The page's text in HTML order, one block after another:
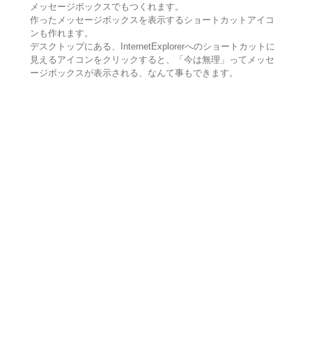
メッセージボックスでもつくれます。
作ったメッセージボックスを表示するショートカットアイコ
ンも作れます。
デスクトップにある、InternetExplorerへのショートカットに
見えるアイコンをクリックすると、「今は無理」ってメッセ
ージボックスが表示される、なんて事もできます。